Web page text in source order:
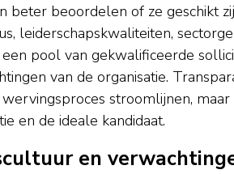
beter beoordelen of ze geschikt
leiderschapskwaliteiten,
pool van gekwalificeerde
van de organisatie.
stroomlijnen, maar
en de ideale kandidaat.
en